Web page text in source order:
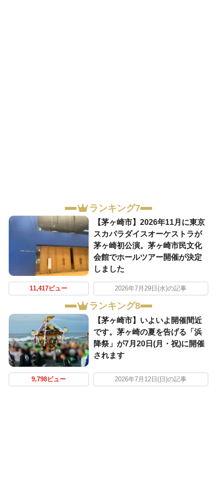
ランキング7
【茅ヶ崎市】2026年11月に東京
スカパラダイスオーケストラが
茅ヶ崎初公演。茅ヶ崎市民文化
会館でホールツアー開催が決定
しました
11,417ビュー 2026年7月29日(水)の記事
ランキング8
【茅ヶ崎市】いよいよ開催間近
です。茅ヶ崎の夏を告げる「浜
降祭」が7月20日(月・祝)に開催
されます
9,798ビュー 2026年7月12日(日)の記事